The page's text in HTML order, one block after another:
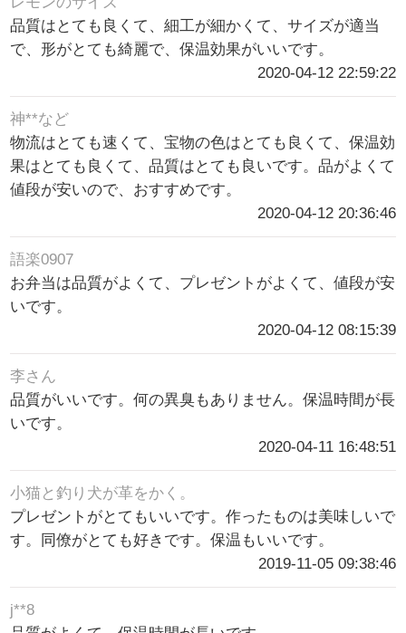
品質はとても良くて、細工が細かくて、サイズが適当
で、形がとても綺麗で、保温効果がいいです。
2020-04-12 22:59:22
神**など
物流はとても速くて、宝物の色はとても良くて、保温効
果はとても良くて、品質はとても良いです。品がよくて
値段が安いので、おすすめです。
2020-04-12 20:36:46
語楽0907
お弁当は品質がよくて、プレゼントがよくて、値段が安
いです。
2020-04-12 08:15:39
李さん
品質がいいです。何の異臭もありません。保温時間が長
いです。
2020-04-11 16:48:51
小猫と釣り犬が革をかく。
プレゼントがとてもいいです。作ったものは美味しいで
す。同僚がとても好きです。保温もいいです。
2019-11-05 09:38:46
j**8